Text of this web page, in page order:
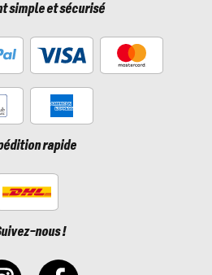
simple et sécurisé
rapide
nous !